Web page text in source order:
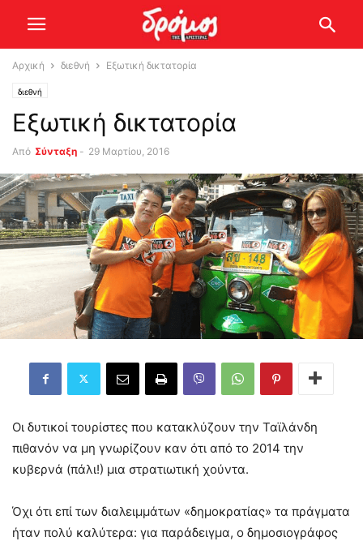
Αρχική διεθνή Εξωτική δικτατορία
διεθνή
Εξωτική δικτατορία
Από Σύνταξη - 29 Μαρτίου, 2016
Οι δυτικοί τουρίστες που κατακλύζουν την Ταϊλάνδη
πιθανόν να μη γνωρίζουν καν ότι από το 2014 την
κυβερνά (πάλι!) μια στρατιωτική χούντα.
Όχι ότι επί των διαλειμμάτων «δημοκρατίας» τα πράγματα
ήταν πολύ καλύτερα: για παράδειγμα, ο δημοσιογράφος